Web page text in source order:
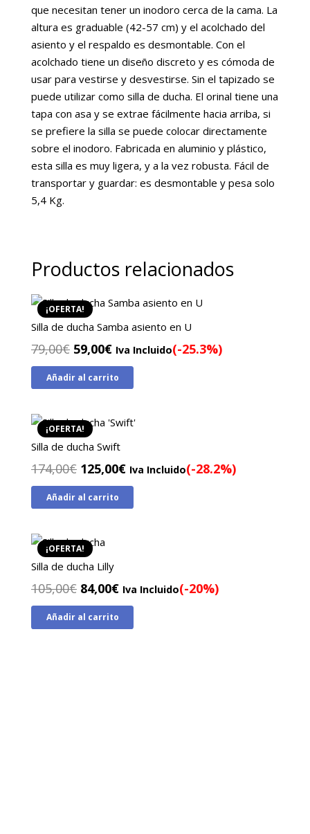
que necesitan tener un inodoro cerca de la cama. La
altura es graduable (42-57 cm) y el acolchado del
asiento y el respaldo es desmontable. Con el
acolchado tiene un diseño discreto y es cómoda de
usar para vestirse y desvestirse. Sin el tapizado se
puede utilizar como silla de ducha. El orinal tiene una
tapa con asa y se extrae fácilmente hacia arriba, si
se prefiere la silla se puede colocar directamente
sobre el inodoro. Fabricada en aluminio y plástico,
esta silla es muy ligera, y a la vez robusta. Fácil de
transportar y guardar: es desmontable y pesa solo
5,4 Kg.
Productos relacionados
¡OFERTA!
Silla de ducha Samba asiento en U
79,00€ El
precio
original
79,00€.
59,00€El
precio
actual
59,00€.
Iva Incluido(-25.3%)
Añadir al carrito
¡OFERTA!
Silla de ducha Swift
174,00€ El
precio
original
174,00€.
125,00€El
precio
actual
Iva Incluido(-28.2%)
Añadir al carrito
¡OFERTA!
Silla de ducha Lilly
105,00€ El
precio
original
84,00€El
precio
Iva Incluido(-20%)
Añadir al carrito